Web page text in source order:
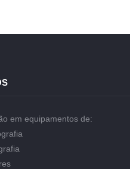
em equipamentos de: